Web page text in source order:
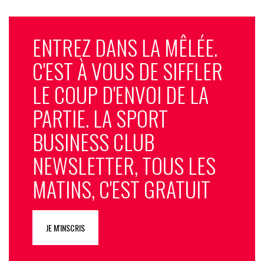
ENTREZ DANS LA MÊLÉE.
C'EST À VOUS DE SIFFLER
LE COUP D'ENVOI DE LA
PARTIE. LA SPORT
BUSINESS CLUB
NEWSLETTER, TOUS LES
MATINS, C'EST GRATUIT
JE M'INSCRIS